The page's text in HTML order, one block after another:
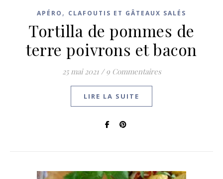
APÉRO , CLAFOUTIS ET GÂTEAUX SALÉS
Tortilla de pommes de
terre poivrons et bacon
25 mai 2021 / 9 Commentaires
LIRE LA SUITE